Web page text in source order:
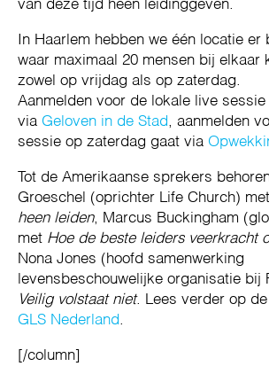
van deze tijd heen leidinggeven.
In Haarlem hebben we één locatie er
waar maximaal 20 mensen bij elkaar
zowel op vrijdag als op zaterdag.
Aanmelden voor de lokale live
via Geloven in de Stad, aanmelden
sessie op zaterdag gaat via
Tot de Amerikaanse sprekers
Groeschel (oprichter Life Church) met
heen leiden, Marcus Buckingham
met Hoe de beste leiders veerkracht
Nona Jones (hoofd samenwerking
levensbeschouwelijke organisatie bij
Veilig volstaat niet. Lees verder op
GLS Nederland.
[/column]